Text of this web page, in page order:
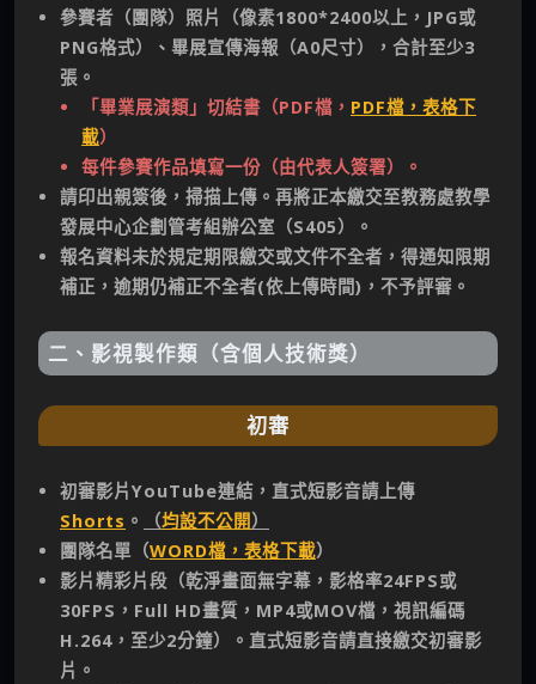
參賽者（團隊）照片（像素1800*2400以上，JPG或
PNG格式）、畢展宣傳海報（A0尺寸），合計至少3
張。
「畢業展演類」切結書（PDF檔， PDF檔，表格下
載）
每件參賽作品填寫一份（由代表人簽署）。
請印出親簽後，掃描上傳。再將正本繳交至教務處教學
發展中心企劃管考組辦公室（S405）。
報名資料未於規定期限繳交或文件不全者，得通知限期
補正，逾期仍補正不全者(依上傳時間)，不予評審。
二、影視製作類（含個人技術獎）
初審
初審影片YouTube連結，直式短影音請上傳
Shorts 。 （均設不公開）
團隊名單（WORD檔，表格下載）
影片精彩片段（乾淨畫面無字幕，影格率24FPS或
30FPS，Full HD畫質，MP4或MOV檔，視訊編碼
H.264，至少2分鐘）。直式短影音請直接繳交初審影
片。